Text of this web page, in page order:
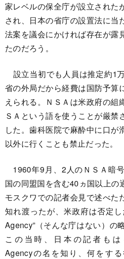
家レベルの保全庁が設立された
され、日本の省庁の設置法に当
法案を議会にかければ存在が露
たのだろう。
設立当初でも人員は推定約1
省の外局だから経費は国防予算
えられる。ＮＳＡは米政府の組
ＳＡという語を使うことが厳禁
した。歯科医院で麻酔中に口が
以外に行くことも禁止だった。
1960年9月、2人のＮＳＡ暗
国の同盟国を含む40ヵ国以上の
モスクワでの記者会見で述べた
知れ渡ったが、米政府は否定
Agency”（そんな庁はない）の
この当時、日本の記者もは
Agencyの名を知り、何をす